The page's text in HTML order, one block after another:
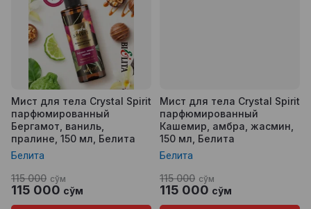
Мист для тела Crystal Spirit
парфюмированный
Бергамот, ваниль,
пралине, 150 мл, Белита
Белита
115 000 сўм
115 000 сўм
Мист для тела Crystal Spirit
парфюмированный
Кашемир, амбра, жасмин,
150 мл, Белита
Белита
115 000 сўм
115 000 сўм